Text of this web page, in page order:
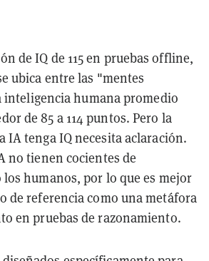
de IQ de 115 en pruebas offline,
ubica entre las "mentes
humana promedio
de 85 a 114 puntos. Pero la
IA tenga IQ necesita aclaración.
no tienen cocientes de
humanos, por lo que es mejor
de referencia como una metáfora
en pruebas de razonamiento.